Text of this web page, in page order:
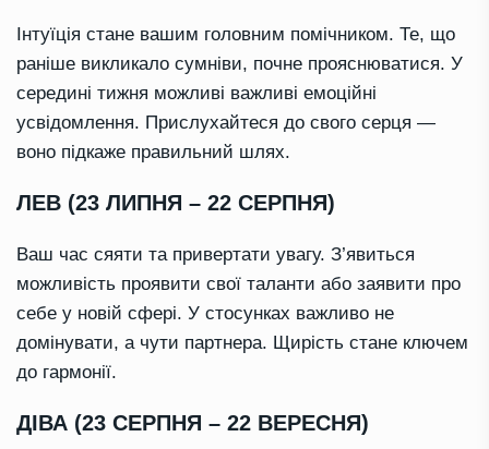
Інтуїція стане вашим головним помічником. Те, що
раніше викликало сумніви, почне прояснюватися. У
середині тижня можливі важливі емоційні
усвідомлення. Прислухайтеся до свого серця —
воно підкаже правильний шлях.
ЛЕВ (23 ЛИПНЯ – 22 СЕРПНЯ)
Ваш час сяяти та привертати увагу. З’явиться
можливість проявити свої таланти або заявити про
себе у новій сфері. У стосунках важливо не
домінувати, а чути партнера. Щирість стане ключем
до гармонії.
ДІВА (23 СЕРПНЯ – 22 ВЕРЕСНЯ)